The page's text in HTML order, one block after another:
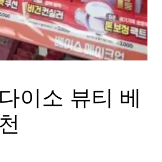
이소 뷰티 베